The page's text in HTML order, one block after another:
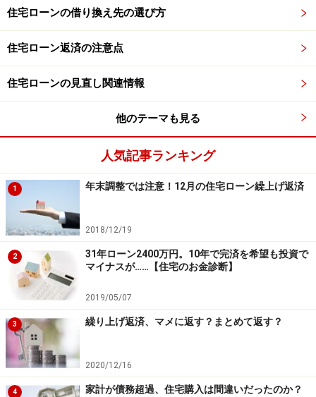
本記事の内容は一般的な情報提供を目的としており、特定の金融
商品や投資行動を推奨するものではありません。
投資や資産運用に関する最終的なご判断はご自身の責任において
行ってください。
掲載情報の正確性・完全性については十分に配慮しております
が、その内容を保証するものではなく、これに基づく損失・損害
などについて当社は一切の責任を負いません。
【編集部からのお知らせ】
・「家計」について、アンケート（2026/8/31まで）
中です！
※抽選で20名にAmazonギフト券1000円分プレゼント
※謝礼付きの限定アンケートやモニター企画に参加が可能に
なります
住宅ローンの借り換え先の選び方
住宅ローン返済の注意点
住宅ローンの見直し関連情報
他のテーマも見る
人気記事ランキング
1 年末調整では注意！12月の住宅ローン繰上げ返済
2018/12/19
2
31年ローン2400万円。10年で完済を希望も投資で
マイナスが……【住宅のお金診断】
2019/05/07
3 繰り上げ返済、マメに返す？まとめて返す？
2020/12/16
4 家計が債務超過、住宅購入は間違いだったのか？